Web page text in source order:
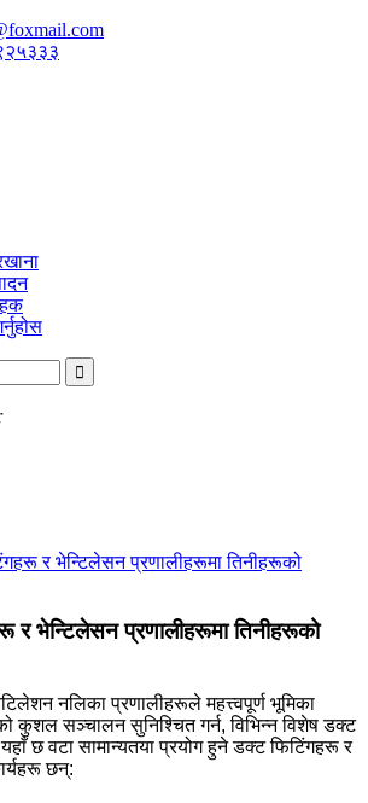
र भेन्टिलेसन प्रणालीहरूमा तिनीहरूको
र भेन्टिलेसन प्रणालीहरूमा तिनीहरूको
नलिका प्रणालीहरूले महत्त्वपूर्ण भूमिका
कुशल सञ्चालन सुनिश्चित गर्न, विभिन्न विशेष डक्ट
छ वटा सामान्यतया प्रयोग हुने डक्ट फिटिंगहरू र
छन्: